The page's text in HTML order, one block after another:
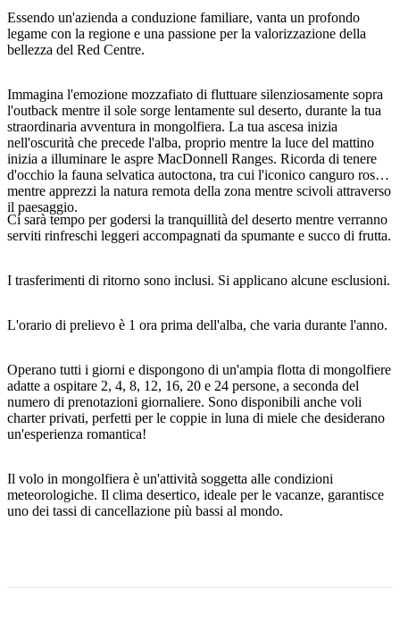
Sign
up
Essendo un'azienda a conduzione familiare, vanta un profondo
legame con la regione e una passione per la valorizzazione della
bellezza del Red Centre.
Immagina l'emozione mozzafiato di fluttuare silenziosamente sopra
l'outback mentre il sole sorge lentamente sul deserto, durante la tua
straordinaria avventura in mongolfiera. La tua ascesa inizia
nell'oscurità che precede l'alba, proprio mentre la luce del mattino
inizia a illuminare le aspre MacDonnell Ranges. Ricorda di tenere
d'occhio la fauna selvatica autoctona, tra cui l'iconico canguro rosso,
mentre apprezzi la natura remota della zona mentre scivoli attraverso
il paesaggio.
Ci sarà tempo per godersi la tranquillità del deserto mentre verranno
serviti rinfreschi leggeri accompagnati da spumante e succo di frutta.
I trasferimenti di ritorno sono inclusi. Si applicano alcune esclusioni.
L'orario di prelievo è 1 ora prima dell'alba, che varia durante l'anno.
Operano tutti i giorni e dispongono di un'ampia flotta di mongolfiere
adatte a ospitare 2, 4, 8, 12, 16, 20 e 24 persone, a seconda del
numero di prenotazioni giornaliere. Sono disponibili anche voli
charter privati, perfetti per le coppie in luna di miele che desiderano
un'esperienza romantica!
Il volo in mongolfiera è un'attività soggetta alle condizioni
meteorologiche. Il clima desertico, ideale per le vacanze, garantisce
uno dei tassi di cancellazione più bassi al mondo.